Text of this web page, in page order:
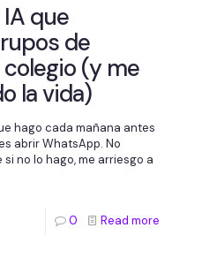
que
de
(y me
la vida)
hago cada mañana antes
abrir WhatsApp. No
no lo hago, me arriesgo a
0 Read more